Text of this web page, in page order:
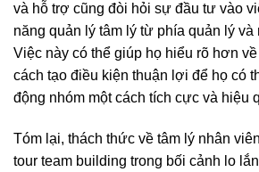
và hỗ trợ cũng đòi hỏi sự đầu tư vào
năng quản lý tâm lý từ phía quản lý
Việc này có thể giúp họ hiểu rõ hơn
cách tạo điều kiện thuận lợi để họ có
động nhóm một cách tích cực và hiệu
Tóm lại, thách thức về tâm lý nhân
tour team building trong bối cảnh lo